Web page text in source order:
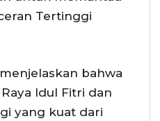
Tertinggi
bahwa
Idul Fitri dan
yang kuat dari